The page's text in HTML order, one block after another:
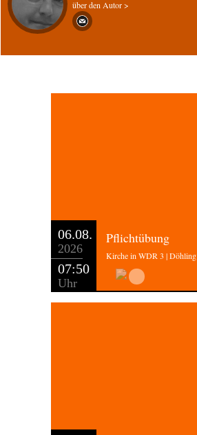
über den Autor >
06.08.
2026
07:50
Uhr
Pflichtübung
Kirche in WDR 3 | Döhling